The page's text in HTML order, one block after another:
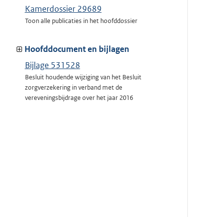
Kamerdossier 29689
Toon alle publicaties in het hoofddossier
Hoofddocument en bijlagen
Bijlage 531528
Besluit houdende wijziging van het Besluit
zorgverzekering in verband met de
vereveningsbijdrage over het jaar 2016